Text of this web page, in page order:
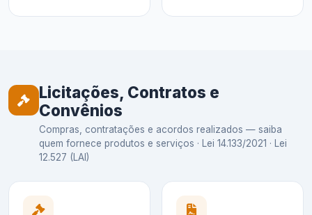
Licitações, Contratos e
Convênios
Compras, contratações e acordos realizados — saiba
quem fornece produtos e serviços · Lei 14.133/2021 · Lei
12.527 (LAI)